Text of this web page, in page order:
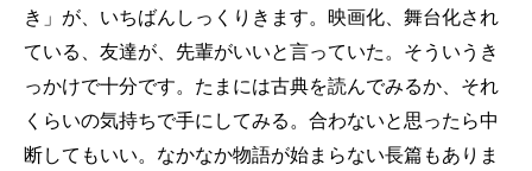
き」が、いちばんしっくりきます。映画化、舞台化され
ている、友達が、先輩がいいと言っていた。そういうき
っかけで十分です。たまには古典を読んでみるか、それ
くらいの気持ちで手にしてみる。合わないと思ったら中
断してもいい。なかなか物語が始まらない長篇もありま